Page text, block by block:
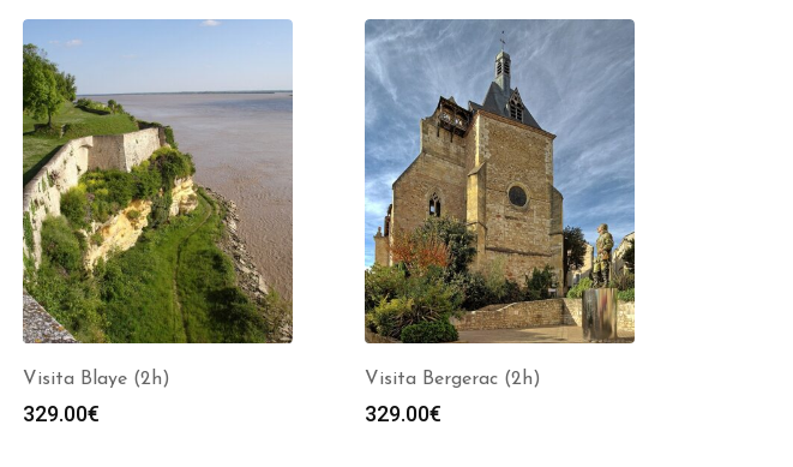
Visita Blaye (2h)
329.00€
Visita Bergerac (2h)
329.00€